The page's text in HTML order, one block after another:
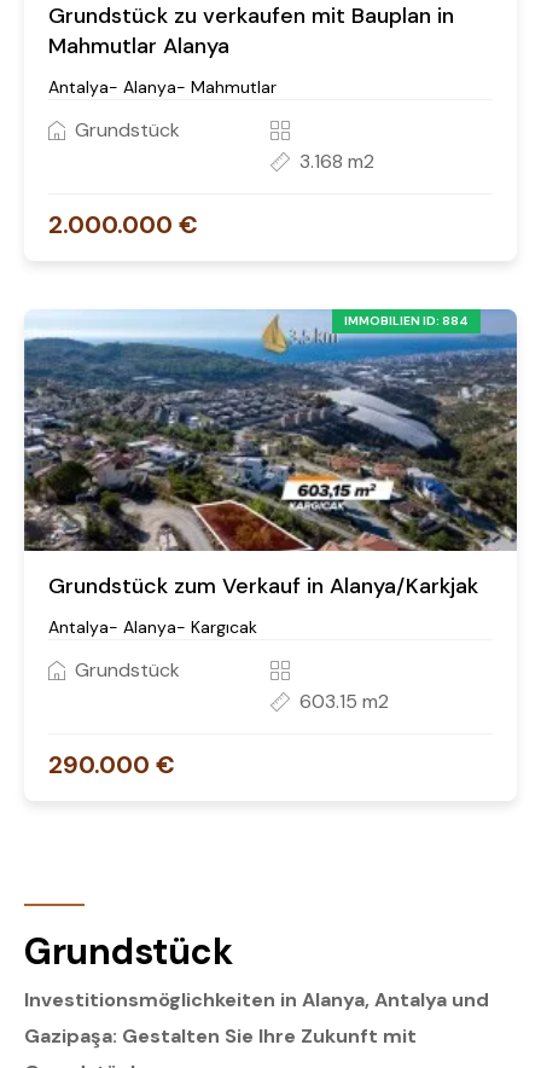
Grundstück zu verkaufen mit Bauplan in
Mahmutlar Alanya
Antalya- Alanya- Mahmutlar
Grundstück
3.168 m2
2.000.000 €
IMMOBILIEN ID: 884
Grundstück zum Verkauf in Alanya/Karkjak
Antalya- Alanya- Kargıcak
Grundstück
603.15 m2
290.000 €
Grundstück
Investitionsmöglichkeiten in Alanya, Antalya und
Gazipaşa: Gestalten Sie Ihre Zukunft mit